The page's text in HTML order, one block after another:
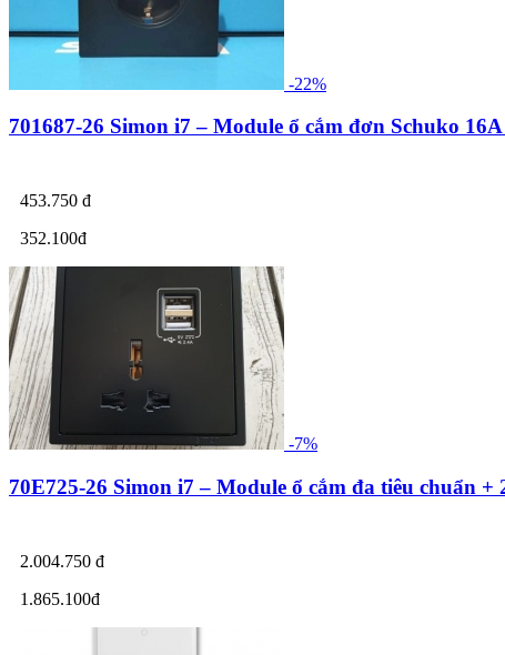
-22%
701687-26 Simon i7 – Module ổ cắm đơn Schuko
453.750 đ
352.100đ
-7%
70E725-26 Simon i7 – Module ổ cắm đa tiêu chuẩn +
2.004.750 đ
1.865.100đ